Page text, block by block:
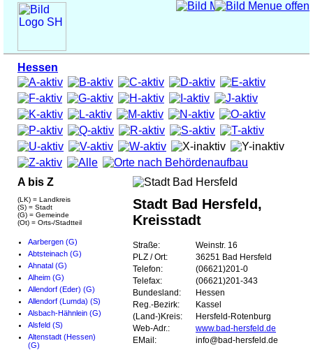
Hessen
A bis Z
(LK) = Landkreis
(S) = Stadt
(G) = Gemeinde
(Ot) = Orts-/Stadtteil
Aarbergen (G)
Abtsteinach (G)
Ahnatal (G)
Alheim (G)
Allendorf (Eder) (G)
Allendorf (Lumda) (S)
Alsbach-Hähnlein (G)
Alsfeld (S)
Altenstadt (Hessen)
(G)
Stadt Bad Hersfeld,
Kreisstadt
Straße:
Weinstr. 16
PLZ / Ort:
36251 Bad Hersfeld
Telefon:
(06621)201-0
Telefax:
(06621)201-343
Bundesland:
Hessen
Reg.-Bezirk:
Kassel
(Land-)Kreis:
Hersfeld-Rotenburg
Web-Adr.:
www.bad-hersfeld.de
EMail:
info@bad-hersfeld.de